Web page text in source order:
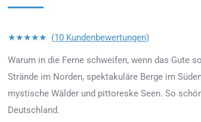
★★★★★ (10 Kundenbewertungen)
Warum in die Ferne schweifen, wenn das Gute
Strände im Norden, spektakuläre Berge im
mystische Wälder und pittoreske Seen. So
Deutschland.